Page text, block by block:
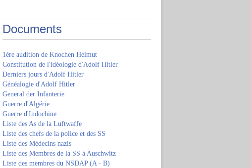
Documents
1ère audition de Knochen Helmut
Constitution de l'idéologie d'Adolf Hitler
Derniers jours d'Adolf Hitler
Généalogie d'Adolf Hitler
General der Infanterie
Guerre d'Algérie
Guerre d'Indochine
Liste des As de la Luftwaffe
Liste des chefs de la police et des SS
Liste des Médecins nazis
Liste des Membres de la SS à Auschwitz
Liste des membres du NSDAP (A - B)